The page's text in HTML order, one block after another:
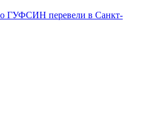
ГУФСИН перевели в Санкт-